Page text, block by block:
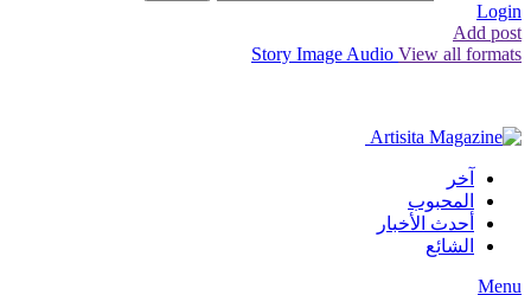
Login
Add post
Story Image Audio View all formats
آخر
المحبوب
أحدث الأخبار
الشائع
Menu